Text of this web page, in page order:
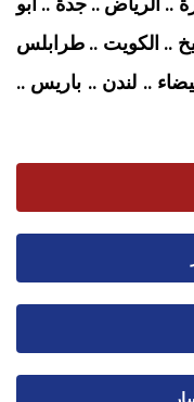
.. الكويت .. طرابلس
.. لندن .. باريس ..